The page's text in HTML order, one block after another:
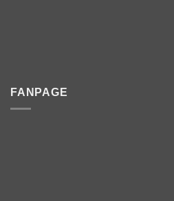
FANPAGE